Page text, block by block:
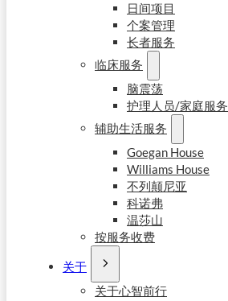
日间项目
个案管理
长者服务
临床服务
脑震荡
护理人员/家庭服务
辅助生活服务
Goegan House
Williams House
不列颠尼亚
科诺弗
温莎山
按服务收费
关于
关于心智前行